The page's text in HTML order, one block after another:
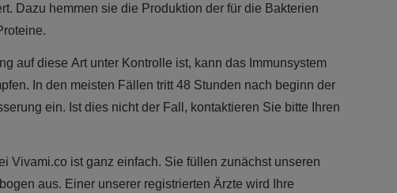
Dazu hemmen sie die Produktion der für die Bakterien
auf diese Art unter Kontrolle ist, kann das Immunsystem
In den meisten Fällen tritt 48 Stunden nach beginn der
ein. Ist dies nicht der Fall, kontaktieren Sie bitte Ihren
Vivami.co ist ganz einfach. Sie füllen zunächst unseren
aus. Einer unserer registrierten Ärzte wird Ihre